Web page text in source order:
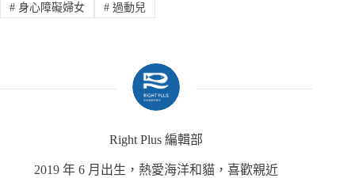
#身心障礙婦女 #過動兒
Right Plus 編輯部
2019 年 6 月出生，熱愛海洋和貓，喜歡親近